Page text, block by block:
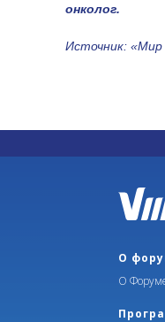
онколог.
Источник: «Мир
О
О